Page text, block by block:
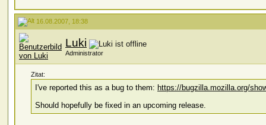
16.08.2007, 18:38
Luki
Administrator
Zitat:
I've reported this as a bug to them: https://bugzilla.mozilla.org/
Should hopefully be fixed in an upcoming release.